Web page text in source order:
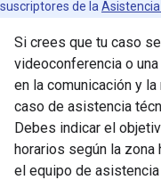
suscriptores de la
Si crees que tu caso
videoconferencia o
en la comunicación y
caso de asistencia
Debes indicar el
horarios según la zona
el equipo de